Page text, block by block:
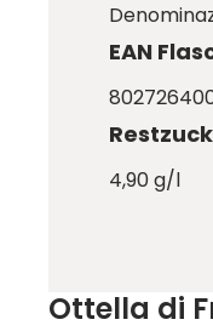
EAN
4,90 g/l
Ottella di